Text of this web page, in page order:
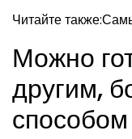
Читайте
Можно
другим,
способом